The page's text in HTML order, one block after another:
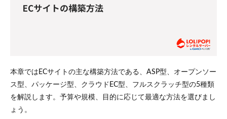
本章ではECサイトの主な構築方法である、ASP型、オープンソー
ス型、パッケージ型、クラウドEC型、フルスクラッチ型の5種類
を解説します。予算や規模、目的に応じて最適な方法を選びまし
ょう。